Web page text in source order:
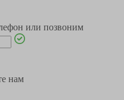
или позвоним
нам